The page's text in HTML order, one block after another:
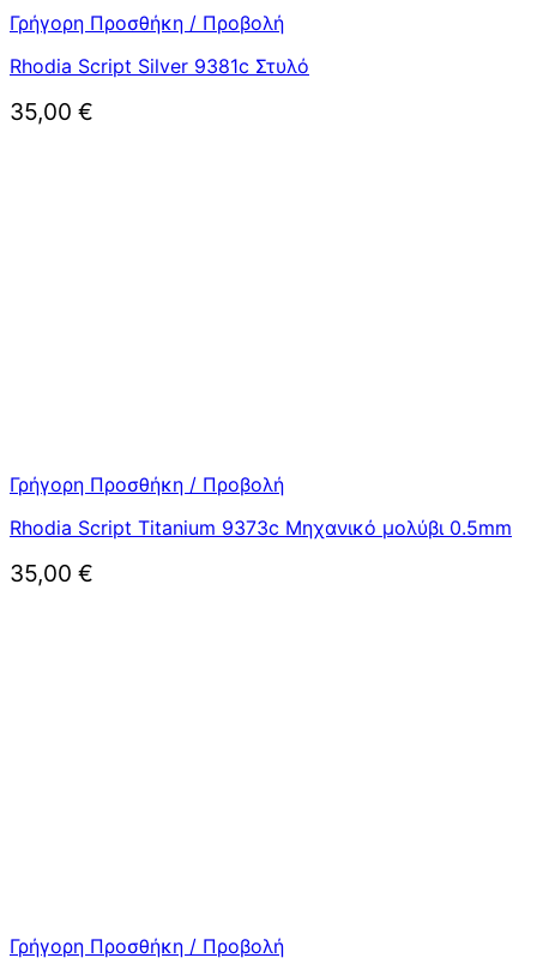
Γρήγορη Προσθήκη / Προβολή
Rhodia Script Silver 9381c Στυλό
35,00 €
Γρήγορη Προσθήκη / Προβολή
Rhodia Script Titanium 9373c Μηχανικό μολύβι 0.5mm
35,00 €
Γρήγορη Προσθήκη / Προβολή